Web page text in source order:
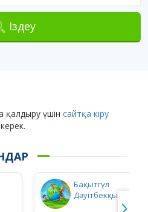
Іздеу
үшін сайтқа кіру
керек.
Бақытгүл
Дәуітбекқызы